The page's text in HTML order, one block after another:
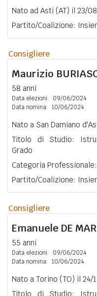
Nato ad Asti (AT) il 23/
Partito/Coalizione:
Consigliere
Maurizio
58 anni
Data elezioni:
09/06/2024
Data nomina: 10/06/2024
Nato a San Damiano
Titolo di Studio:
Grado
Categoria
Partito/Coalizione:
Consigliere
Emanuele DE
55 anni
Data elezioni:
09/06/2024
Data nomina: 10/06/2024
Nato a Torino (TO) il 24/
Titolo di Studio: